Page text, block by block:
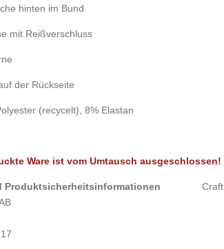
hinten im Bund
mit Reißverschluss
der Rückseite
(recycelt), 8% Elastan
Ware ist vom Umtausch ausgeschlossen!
Produktsicherheitsinformationen Craft